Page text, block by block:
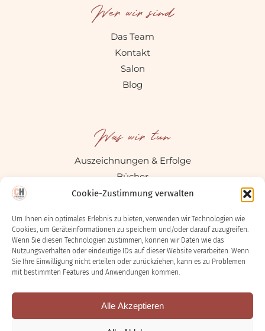
Cookie-Zustimmung verwalten
Um Ihnen ein optimales Erlebnis zu bieten, verwenden wir Technologien wie
Cookies, um Geräteinformationen zu speichern und/oder darauf zuzugreifen.
Wenn Sie diesen Technologien zustimmen, können wir Daten wie das
Nutzungsverhalten oder eindeutige IDs auf dieser Website verarbeiten. Wenn
Sie Ihre Einwilligung nicht erteilen oder zurückziehen, kann es zu Problemen
mit bestimmten Features und Anwendungen kommen.
Alle Akzeptieren
Wer wir sind
Das Team
Kontakt
Salon
Blog
Was wir tun
Auszeichnungen & Erfolge
Bücher
Social Media
Rechtliches
Impressum
Cookie-Richtlinie (EU)